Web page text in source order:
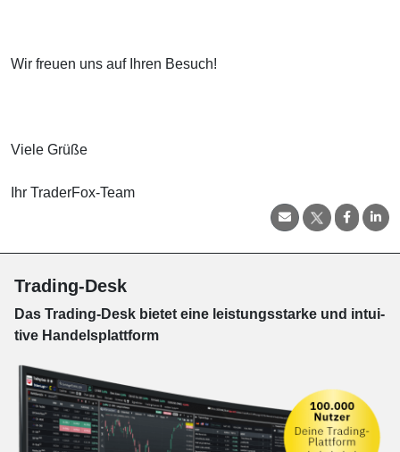
Wir freuen uns auf Ihren Besuch!
Viele Grüße
Ihr TraderFox-Team
Trading-Desk
Das Trading-Desk bie­tet eine leis­tungs­star­ke und in­tui­
tive Han­dels­platt­form